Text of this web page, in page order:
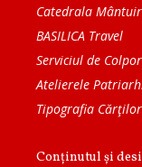
Catedrala
BASILICA Travel
Serviciul de
Atelierele
Tipografia
Conținutul și